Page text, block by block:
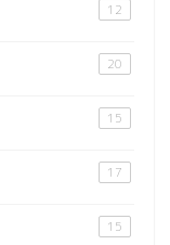
12
20
15
17
15